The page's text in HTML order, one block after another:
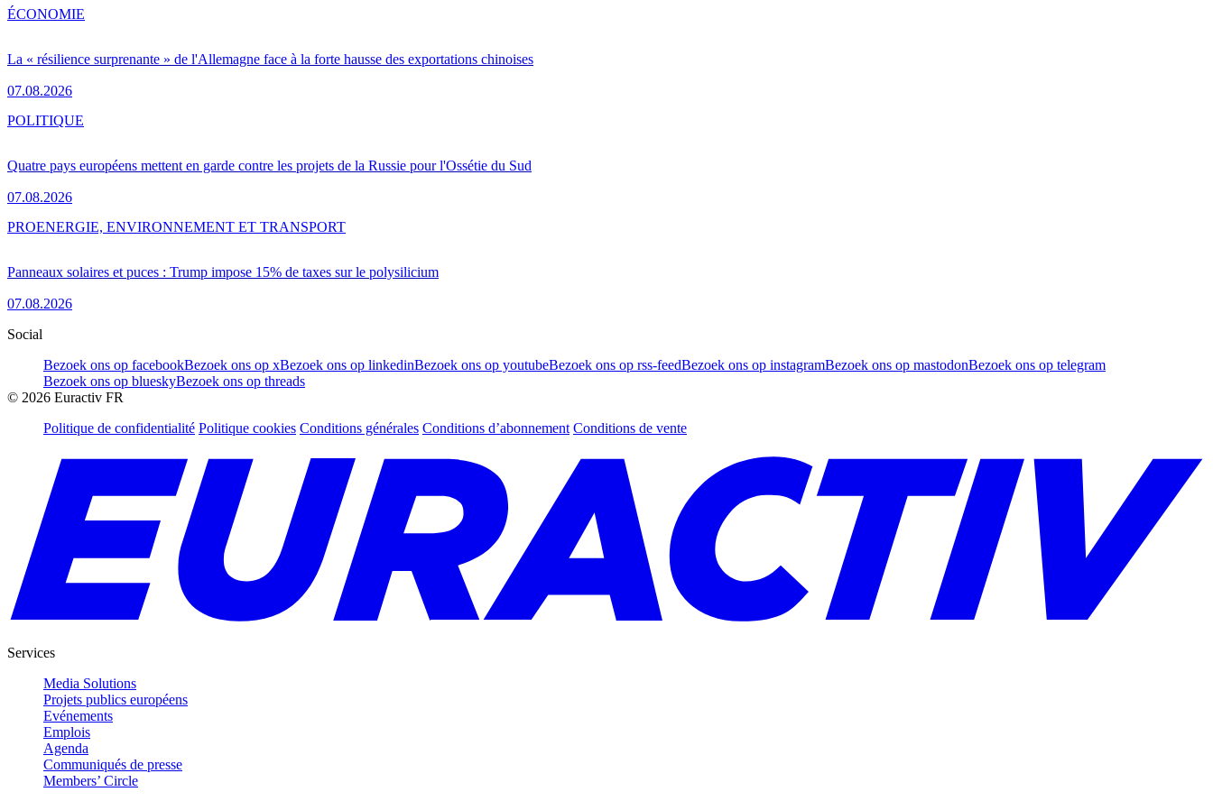
La « résilience surprenante » de l'Allemagne face à la forte hausse des exportations chinoises
07.08.2026
ÉCONOMIE
Quatre pays européens mettent en garde contre les projets de la Russie pour l'Ossétie du Sud
07.08.2026
POLITIQUE
Panneaux solaires et puces : Trump impose 15% de taxes sur le polysilicium
07.08.2026
PROENERGIE, ENVIRONNEMENT ET TRANSPORT
Social
Bezoek ons op facebookBezoek ons op xBezoek ons op linkedinBezoek ons op youtubeBezoek ons op rss-feedBezoek ons op instagramBezoek ons op mastodonBezoek ons op telegram
Bezoek ons op blueskyBezoek ons op threads
© 2026 Euractiv FR
Politique de confidentialité Politique cookies Conditions générales Conditions d’abonnement Conditions de vente
Services
Media Solutions
Projets publics européens
Evénements
Emplois
Agenda
Communiqués de presse
Members’ Circle